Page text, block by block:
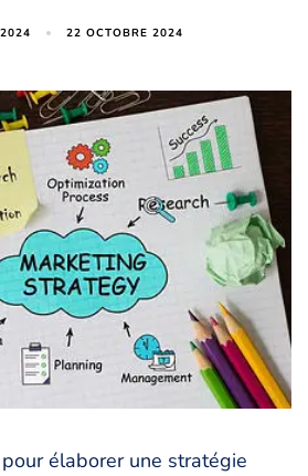
22 OCTOBRE 2024
élaborer une stratégie